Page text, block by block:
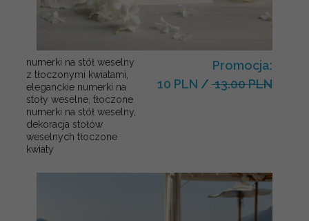
numerki na stół weselny
z tłoczonymi kwiatami,
eleganckie numerki na
stoły weselne, tłoczone
numerki na stół weselny,
dekoracja stołów
weselnych tłoczone
kwiaty
Promocja:
10 PLN / 13.00 PLN